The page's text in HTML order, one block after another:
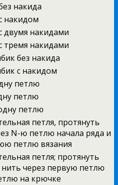
накида
накидом
двумя накидами
тремя накидами
без накида
с накидом
петлю
петлю
петлю
петля, протянуть
N-ю петлю начала ряда и
петлю вязания
петля; протянуть
через первую петлю
на крючке